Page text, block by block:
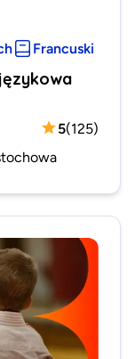
Francuski
5(125)